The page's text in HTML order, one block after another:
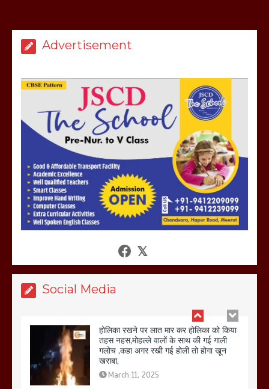
Advertisement
Social Media
मेरठ सुराजकुंड शमशान घाट में चिता से अस्थि
उठाकर खाते कुत्ते का वीडियो इंटरनेट पर जमकर
March 6, 2025
होलिका रखने पर लात मार कर होलिका को किया
तहस नहस,मोहल्ले वालों के साथ की गई गाली
गलोच ,कहा अगर रखी गई होली तो होगा खून
खराबा,
March 11, 2025